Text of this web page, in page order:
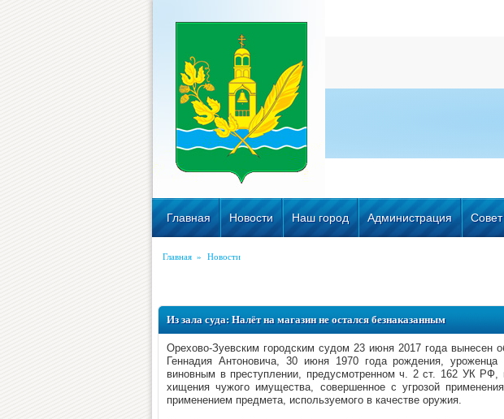
Главная Новости Наш город Администрация Совет
Главная » Новости
Из зала суда: Налёт на магазин не остался безнаказанным
Орехово-Зуевским городским судом 23 июня 2017 года вынесен
Геннадия Антоновича, 30 июня 1970 года рождения, уроженца
виновным в преступлении, предусмотренном ч. 2 ст. 162 УК РФ,
хищения чужого имущества, совершенное с угрозой
применением предмета, используемого в качестве оружия.